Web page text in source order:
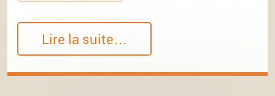
Lire la suite…